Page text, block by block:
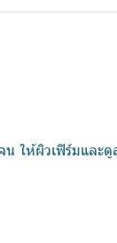
น ให้ผิวเฟิร์มและ